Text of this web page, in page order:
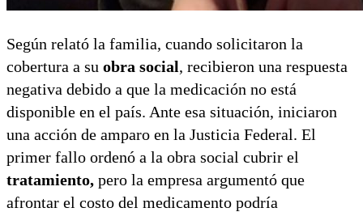
Según relató la familia, cuando solicitaron la
cobertura a su obra social, recibieron una respuesta
negativa debido a que la medicación no está
disponible en el país. Ante esa situación, iniciaron
una acción de amparo en la Justicia Federal. El
primer fallo ordenó a la obra social cubrir el
tratamiento, pero la empresa argumentó que
afrontar el costo del medicamento podría